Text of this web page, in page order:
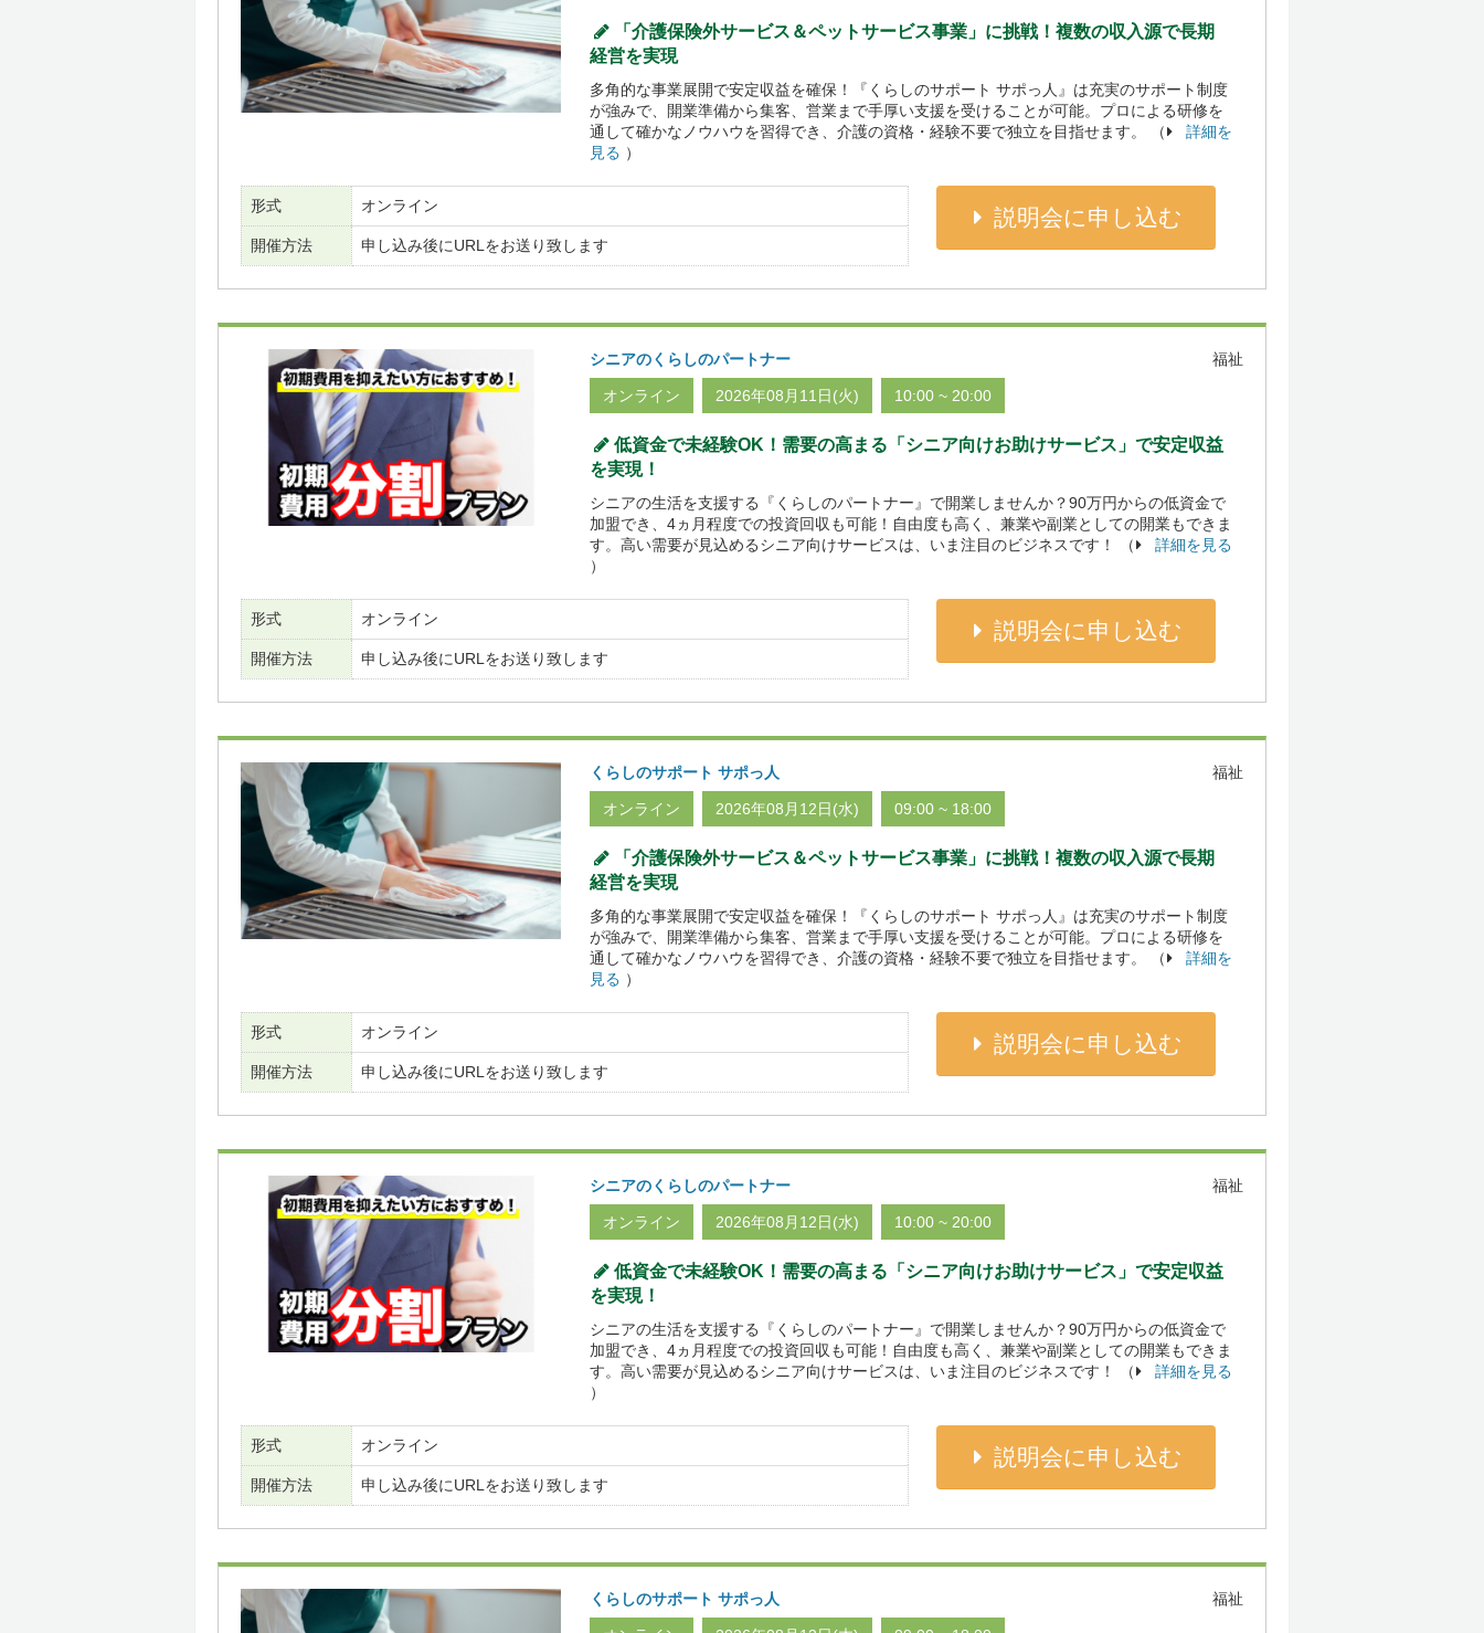
「介護保険外サービス＆ペットサービス事業」に挑戦！複数の収入源で長期
経営を実現
多角的な事業展開で安定収益を確保！『くらしのサポート サポっ人』は充実のサポート制度
が強みで、開業準備から集客、営業まで手厚い支援を受けることが可能。プロによる研修を
通して確かなノウハウを習得でき、介護の資格・経験不要で独立を目指せます。 （
詳細を
見る ）
形式 オンライン
開催方法 申し込み後にURLをお送り致します
説明会に申し込む
シニアのくらしのパートナー 福祉
オンライン 2026年08月11日(火) 10:00 ~ 20:00
低資金で未経験OK！需要の高まる「シニア向けお助けサービス」で安定収益
を実現！
シニアの生活を支援する『くらしのパートナー』で開業しませんか？90万円からの低資金で
加盟でき、4ヵ月程度での投資回収も可能！自由度も高く、兼業や副業としての開業もできま
す。高い需要が見込めるシニア向けサービスは、いま注目のビジネスです！ （
詳細を見る
）
形式 オンライン
開催方法 申し込み後にURLをお送り致します
説明会に申し込む
くらしのサポート サポっ人 福祉
オンライン 2026年08月12日(水) 09:00 ~ 18:00
「介護保険外サービス＆ペットサービス事業」に挑戦！複数の収入源で長期
経営を実現
多角的な事業展開で安定収益を確保！『くらしのサポート サポっ人』は充実のサポート制度
が強みで、開業準備から集客、営業まで手厚い支援を受けることが可能。プロによる研修を
通して確かなノウハウを習得でき、介護の資格・経験不要で独立を目指せます。 （
詳細を
見る ）
形式 オンライン
開催方法 申し込み後にURLをお送り致します
説明会に申し込む
シニアのくらしのパートナー 福祉
オンライン 2026年08月12日(水) 10:00 ~ 20:00
低資金で未経験OK！需要の高まる「シニア向けお助けサービス」で安定収益
を実現！
シニアの生活を支援する『くらしのパートナー』で開業しませんか？90万円からの低資金で
加盟でき、4ヵ月程度での投資回収も可能！自由度も高く、兼業や副業としての開業もできま
す。高い需要が見込めるシニア向けサービスは、いま注目のビジネスです！ （
詳細を見る
）
形式 オンライン
開催方法 申し込み後にURLをお送り致します
説明会に申し込む
くらしのサポート サポっ人 福祉